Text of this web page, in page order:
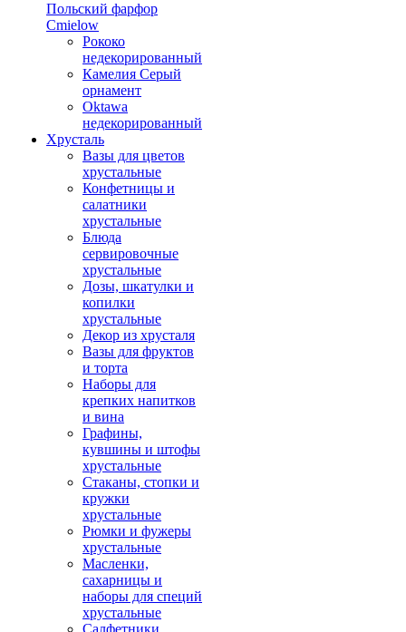
Польский фарфор
Сmielow
Рококо
недекорированный
Камелия Серый
орнамент
Oktawa
недекорированный
Хрусталь
Вазы для цветов
хрустальные
Конфетницы и
салатники
хрустальные
Блюда
сервировочные
хрустальные
Дозы, шкатулки и
копилки
хрустальные
Декор из хрусталя
Вазы для фруктов
и торта
Наборы для
крепких напитков
и вина
Графины,
кувшины и штофы
хрустальные
Стаканы, стопки и
кружки
хрустальные
Рюмки и фужеры
хрустальные
Масленки,
сахарницы и
наборы для специй
хрустальные
Салфетники